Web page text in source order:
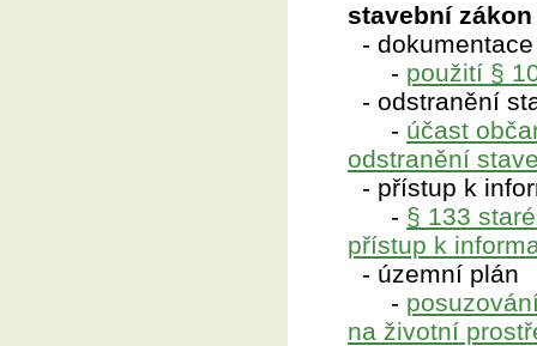
stavební
-
- použití §
- odstranění
- účast
odstranění
- přístup k
- § 133
přístup k
- územní plán
-
na životní